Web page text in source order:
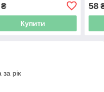
Купити
58
рік